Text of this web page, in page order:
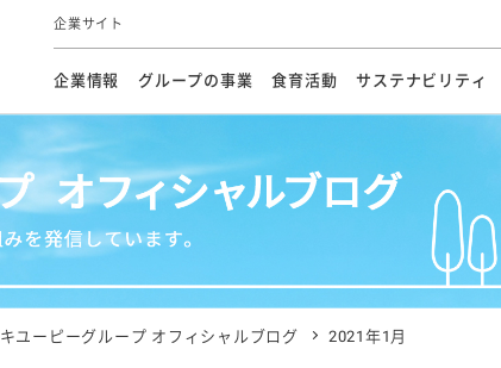
企業サイト
企業情報
トップメッセージ
グループの事業
市販用
ファインケミカル
食育活動
食育活動方針
食をテーマにした講演会 オープンキッチン（工場見学）
海外における食育活動 食に関する情報提供
サステナビリティ
トップメッセージ
気候変動への対応 生物多様性の保全
持続可能な調達
イニシアチブ・加盟団体 社会・環境活動の歴史
本部長メッセージ
技術ソリューション 研究開発スタイル
個人投資家の皆さまへ
IRライブラリ 株式情報
IRよくあるご質問 ディスクロージャーポリシー
キユーピーグループ オフィシャルブログ 2021年1月